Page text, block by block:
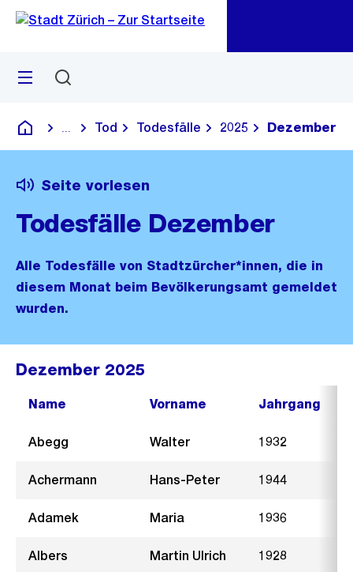
Navigation
Sprunglink
Menü
Deutsch
Blende alle Breadcrumbs ein
Tod Todesfälle 2025 Dezember
Seite vorlesen
Todesfälle Dezember
Alle Todesfälle von Stadtzürcher*innen, die in
diesem Monat beim Bevölkerungsamt gemeldet
wurden.
Dezember 2025
Name Vorname Jahrgang
Abegg Walter 1932
Achermann Hans-Peter 1944
Adamek Maria 1936
Albers Martin Ulrich 1928